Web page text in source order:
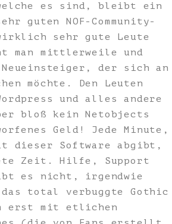
es sind, bleibt ein
guten NOF-Community-
sehr gute Leute
man mittlerweile und
der sich an
möchte. Den Leuten
und alles andere
bloß kein Netobjects
Geld! Jede Minute,
dieser Software abgibt,
Zeit. Hilfe, Support
es nicht, irgendwie
total verbuggte Gothic
erst mit etlichen